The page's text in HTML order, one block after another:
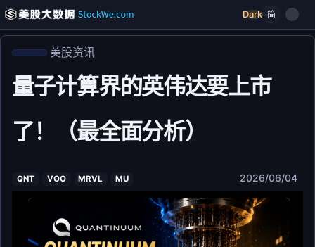
Dark 简
美股资讯
量子计算界的英伟达要上市
了！（最全面分析）
QNT VOO MRVL MU 2026/06/04